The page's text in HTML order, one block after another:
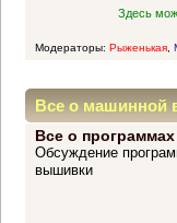
Здесь
Модераторы: Рыженькая,
Все о машинной
Все о
Обсуждение
вышивки